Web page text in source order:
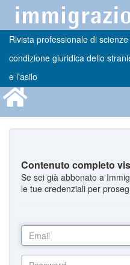
Rivista professionale di
condizione giuridica dello
e l’asilo
Contenuto completo
Se sei già abbonato a
le tue credenziali per